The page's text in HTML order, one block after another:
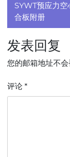
章
导
航
SYWT预应力空
合板附册
发表回复
您的邮箱地址不会
评论 *